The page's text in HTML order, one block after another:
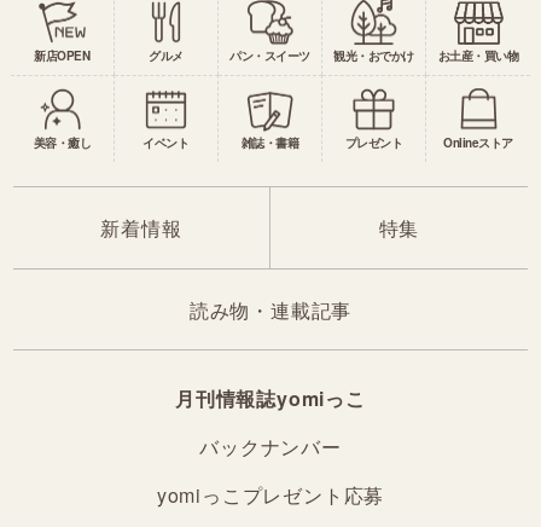
新店OPEN グルメ パン・スイーツ 観光・おでかけ お土産・買い物
美容・癒し イベント 雑誌・書籍 プレゼント Onlineストア
新着情報 特集
読み物・連載記事
月刊情報誌yomiっこ
バックナンバー
yomiっこプレゼント応募